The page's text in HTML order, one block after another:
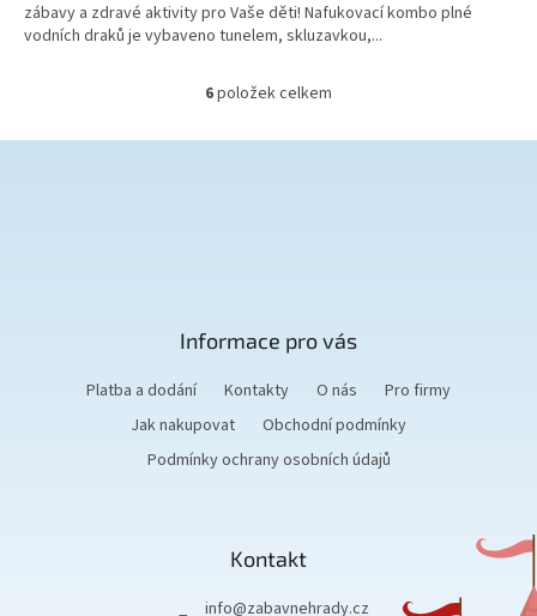
zábavy a zdravé aktivity pro Vaše děti! Nafukovací kombo plné
vodních draků je vybaveno tunelem, skluzavkou,...
O
l
k
v
ý
i
6položek celkem
Informace pro vás
Platba a dodání Kontakty O nás
Pro firmy
Jak nakupovat
Obchodní podmínky
Podmínky ochrany osobních údajů
Kontakt
info@zabavnehrady.cz